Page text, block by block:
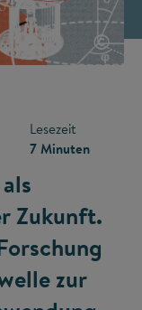
©
Lesezeit
7 Minuten
Zukunft.
zur